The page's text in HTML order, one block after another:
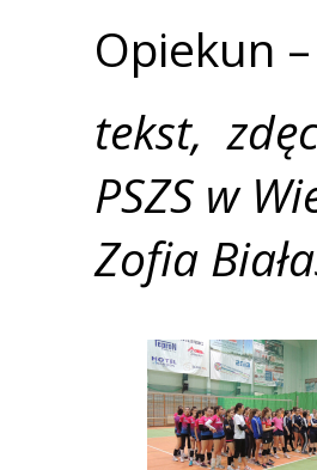
Opiekun
tekst,
PSZS w
Zofia